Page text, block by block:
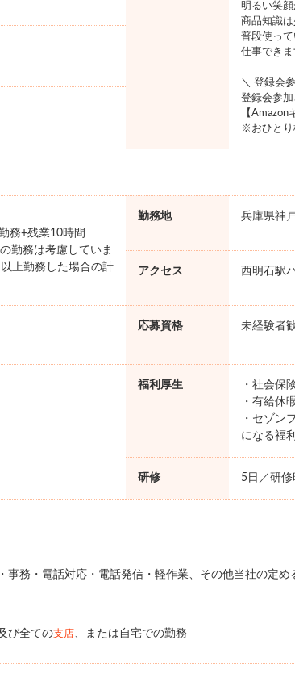
明るい笑
商品知識
普段使っ
仕事できま
＼ 登録会
登録会参
【
※おひとり
務+残業10時間
勤務は考慮していま
上勤務した場合の計
勤務地 兵庫県神
アクセス 西明石駅
応募資格 未経験者
福利厚生
・社会保
・有給休
・セゾン
になる福
研修 5日／研修
事務・電話対応・電話発信・軽作業、その他当社の定め
び全ての支店、または自宅での勤務